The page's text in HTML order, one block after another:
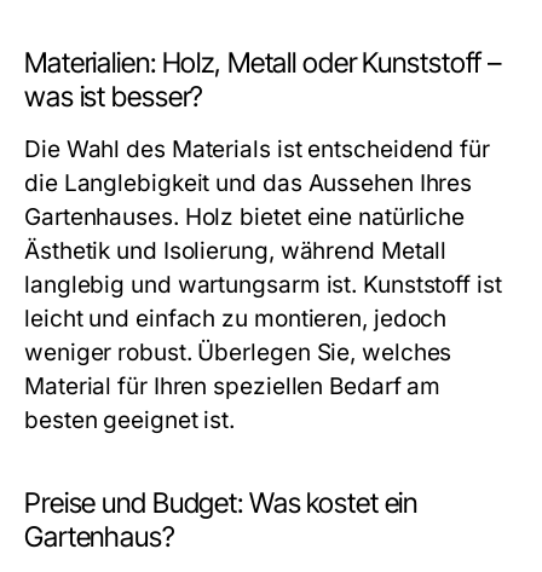
Materialien: Holz, Metall oder Kunststoff –
was ist besser?
Die Wahl des Materials ist entscheidend für
die Langlebigkeit und das Aussehen Ihres
Gartenhauses. Holz bietet eine natürliche
Ästhetik und Isolierung, während Metall
langlebig und wartungsarm ist. Kunststoff ist
leicht und einfach zu montieren, jedoch
weniger robust. Überlegen Sie, welches
Material für Ihren speziellen Bedarf am
besten geeignet ist.
Preise und Budget: Was kostet ein
Gartenhaus?